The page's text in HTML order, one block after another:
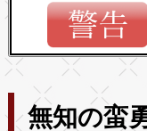
無知の蛮